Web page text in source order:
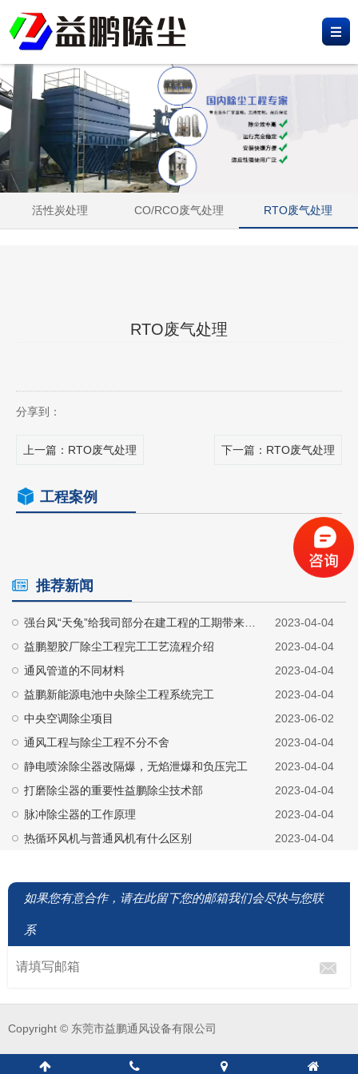
首
页
品
中
心
工
程
案
新
闻
荣
活性炭处理 CO/RCO废气处理 RTO废气处理
RTO废气处理
分享到：
上一篇 ：RTO废气处理 下一篇 ：RTO废气处理
工程案例
推荐新闻
2023-04-04
益鹏塑胶厂除尘工程完工工艺流程介绍
2023-04-04
通风管道的不同材料
2023-04-04
益鹏新能源电池中央除尘工程系统完工
2023-04-04
中央空调除尘项目
2023-06-02
通风工程与除尘工程不分不舍
2023-04-04
静电喷涂除尘器改隔爆，无焰泄爆和负压完工
2023-04-04
打磨除尘器的重要性益鹏除尘技术部
2023-04-04
脉冲除尘器的工作原理
2023-04-04
热循环风机与普通风机有什么区别
2023-04-04
如果您有意合作，请在此留下您的邮箱我们会尽快与您联
系
Copyright © 东莞市益鹏通风设备有限公司